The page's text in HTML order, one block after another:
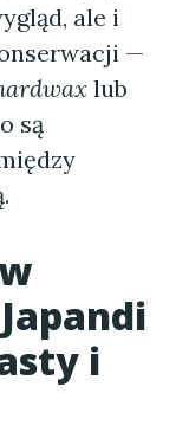
ale i
—
lub
są
i